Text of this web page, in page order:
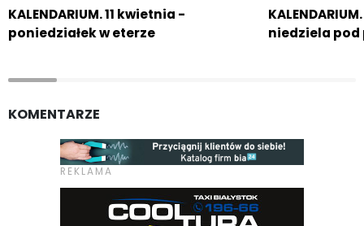
KALENDARIUM. 11 kwietnia -
poniedziałek w eterze
niedziela pod
KOMENTARZE